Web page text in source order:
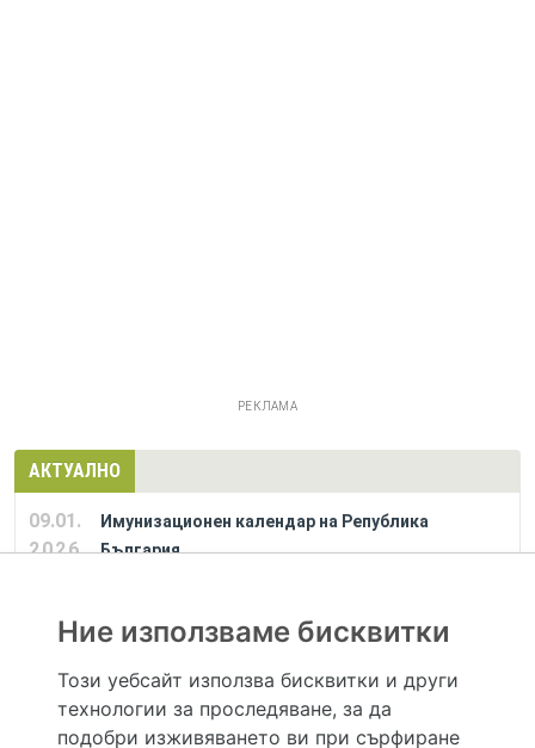
РЕКЛАМА
АКТУАЛНО
09.01.
2026
Имунизационен календар на Република
България
Hapche.bg НЕ е медицински, зравен или сроден специалист и НЕ дава медицински
консултации и здравни съвети. Hapche.bg НЕ се явява медицинска услуга и НЕ
осигурява диагноза и лечение. Hapche.bg НЕ препоръчва медицински и други здравни и
Ние използваме бисквитки
Този уебсайт използва бисквитки и други
технологии за проследяване, за да
подобри изживяването ви при сърфиране